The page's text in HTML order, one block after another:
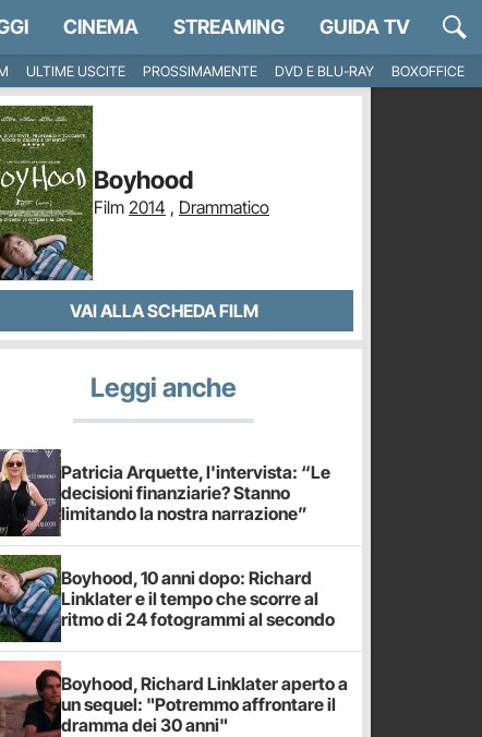
CINEMA STREAMING GUIDA TV
ULTIME USCITE PROSSIMAMENTE DVD E BLU-RAY
BOXOFFICE
Boyhood
Film 2014 , Drammatico
VAI ALLA SCHEDA FILM
Leggi anche
Patricia Arquette, l'intervista: “Le
decisioni finanziarie? Stanno
limitando la nostra narrazione”
Boyhood, 10 anni dopo: Richard
Linklater e il tempo che scorre al
ritmo di 24 fotogrammi al secondo
Boyhood, Richard Linklater aperto a
un sequel: "Potremmo affrontare il
dramma dei 30 anni"